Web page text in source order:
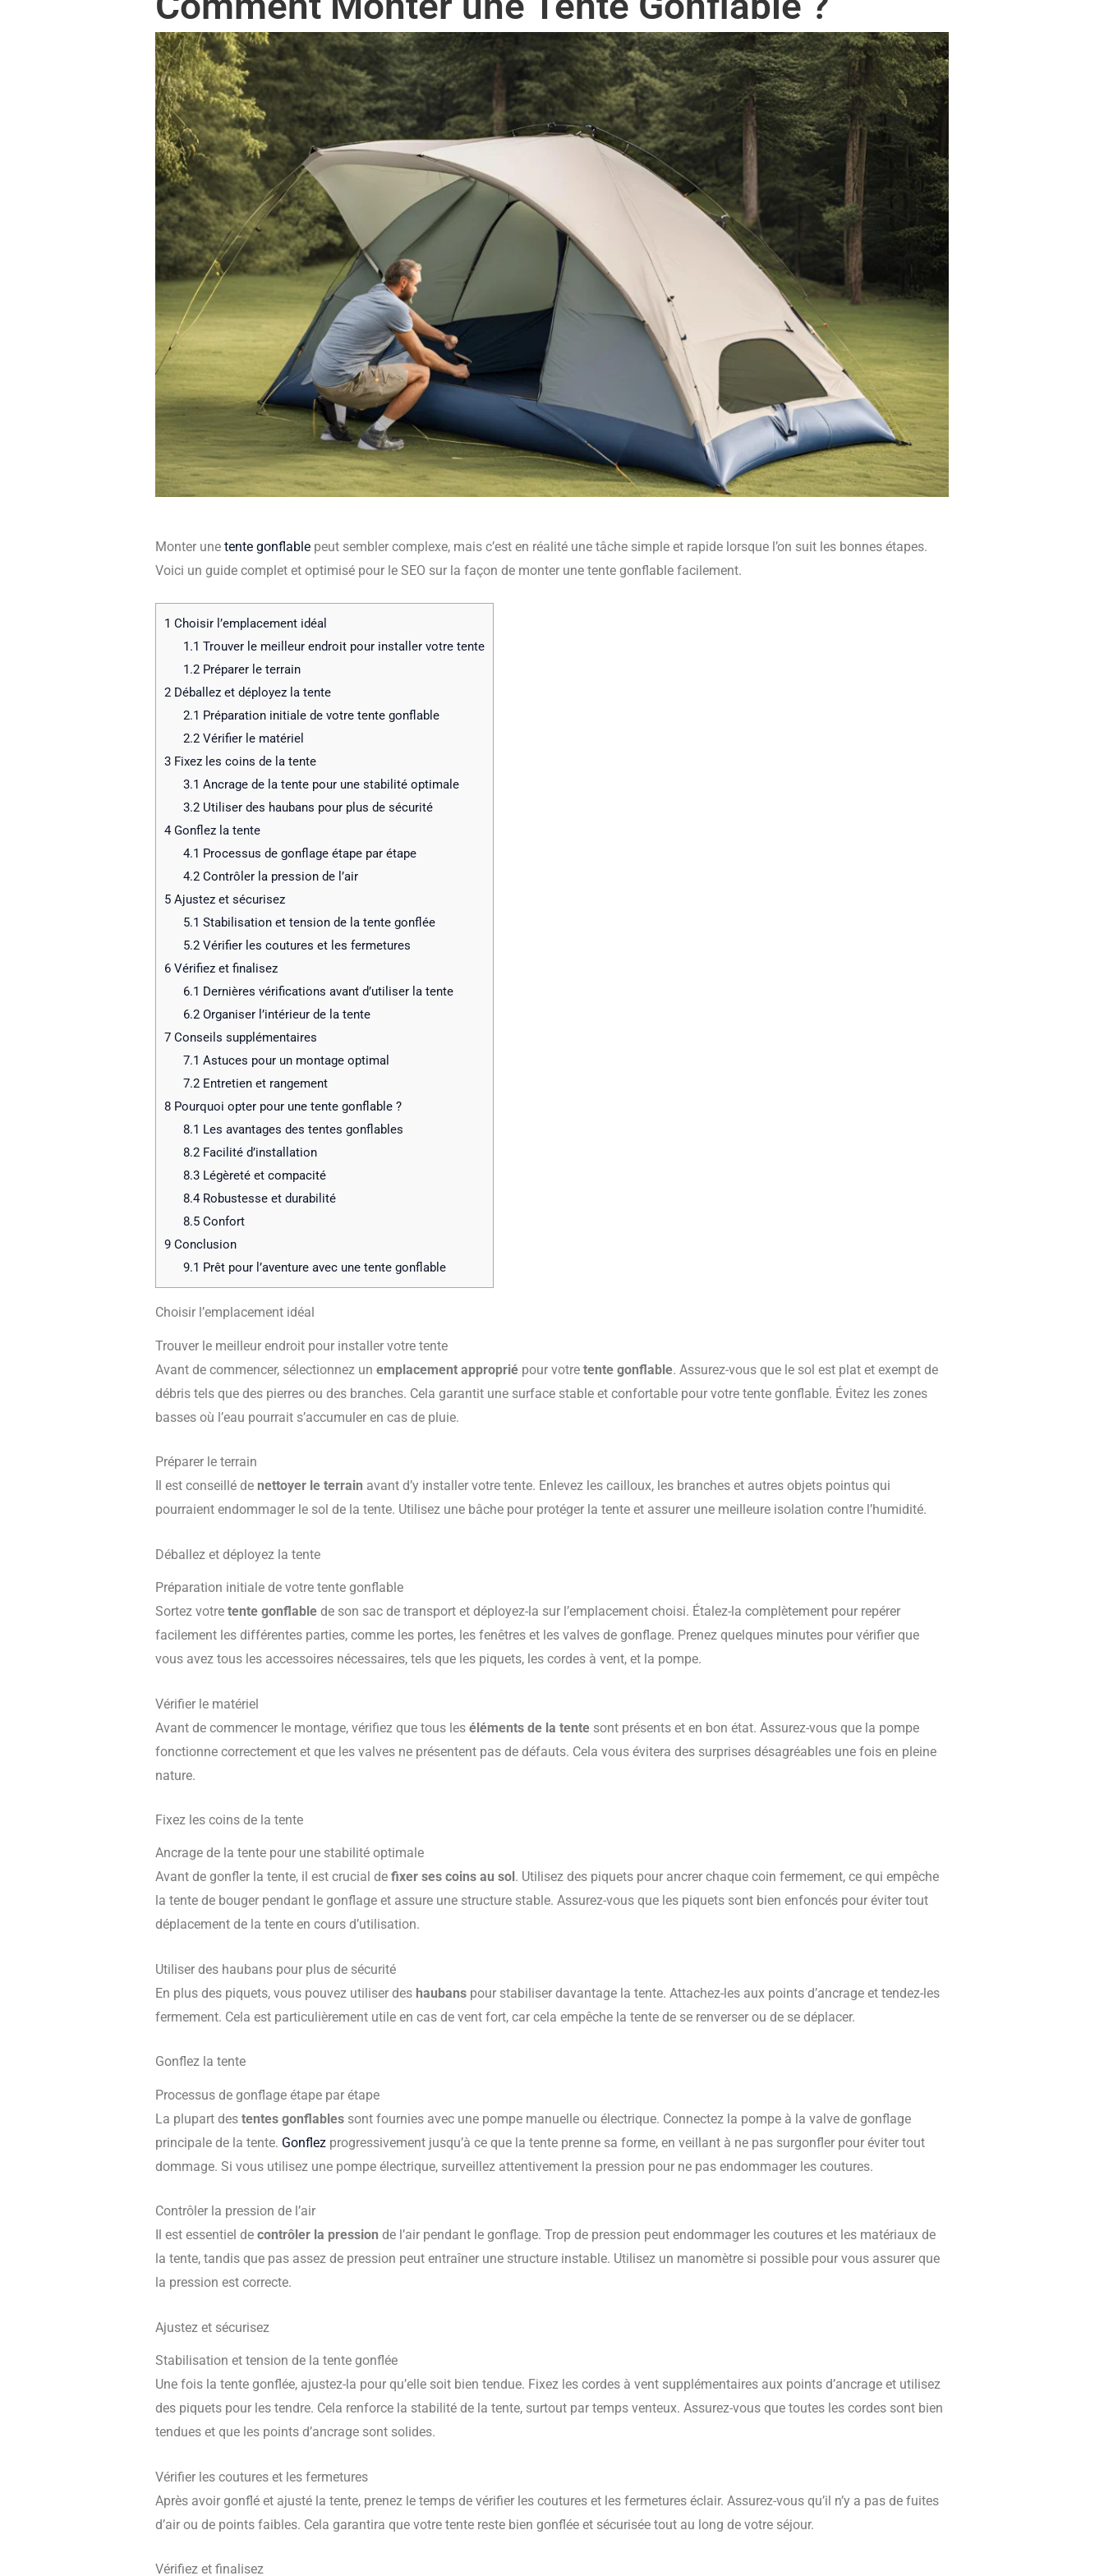
Monter une tente gonflablepeut sembler complexe, mais c’est en réalité une tâche simple et rapide lorsque l’on suit les bonnes étapes.
Voici un guide complet et optimisé pour le SEO sur la façon de monter une tente gonflable facilement.
1 Choisir l’emplacement idéal
1.1 Trouver le meilleur endroit pour installer votre tente
1.2Préparer le terrain
2Déballez et déployez la tente
2.1 Préparation initiale de votre tente gonflable
2.2Vérifier le matériel
3Fixez les coins de la tente
3.1 Ancrage de la tente pour une stabilité optimale
3.2Utiliser des haubans pour plus de sécurité
4Gonflez la tente
4.1 Processus de gonflage étape par étape
4.2Contrôler la pression de l’air
5Ajustez et sécurisez
5.1 Stabilisation et tension de la tente gonflée
5.2Vérifier les coutures et les fermetures
6Vérifiez et finalisez
6.1 Dernières vérifications avant d’utiliser la tente
6.2Organiser l’intérieur de la tente
7Conseils supplémentaires
7.1 Astuces pour un montage optimal
7.2Entretien et rangement
8Pourquoi opter pour une tente gonflable ?
8.1 Les avantages des tentes gonflables
8.2Facilité d’installation
8.3Légèreté et compacité
8.4Robustesse et durabilité
8.5Confort
9Conclusion
9.1 Prêt pour l’aventure avec une tente gonflable
Choisir l’emplacement idéal
Trouver le meilleur endroit pour installer votre tente
Avant de commencer, sélectionnez un emplacement appropriépour votre tente gonflable. Assurez-vous que le sol est plat et exempt de
débris tels que des pierres ou des branches. Cela garantit une surface stable et confortable pour votre tente gonflable. Évitez les zones
basses où l’eau pourrait s’accumuler en cas de pluie.
Préparer le terrain
Il est conseillé de nettoyer le terrain avant d’y installer votre tente. Enlevez les cailloux, les branches et autres objets pointus qui
pourraient endommager le sol de la tente. Utilisez une bâche pour protéger la tente et assurer une meilleure isolation contre l’humidité.
Déballez et déployez la tente
Préparation initiale de votre tente gonflable
Sortez votre tente gonflablede son sac de transport et déployez-la sur l’emplacement choisi. Étalez-la complètement pour repérer
facilement les différentes parties, comme les portes, les fenêtres et les valves de gonflage. Prenez quelques minutes pour vérifier que
vous avez tous les accessoires nécessaires, tels que les piquets, les cordes à vent, et la pompe.
Vérifier le matériel
Avant de commencer le montage, vérifiez que tous les éléments de la tentesont présents et en bon état. Assurez-vous que la pompe
fonctionne correctement et que les valves ne présentent pas de défauts. Cela vous évitera des surprises désagréables une fois en pleine
nature.
Fixez les coins de la tente
Ancrage de la tente pour une stabilité optimale
Avant de gonfler la tente, il est crucial de fixer ses coins au sol . Utilisez des piquets pour ancrer chaque coin fermement, ce qui empêche
la tente de bouger pendant le gonflage et assure une structure stable. Assurez-vous que les piquets sont bien enfoncés pour éviter tout
déplacement de la tente en cours d’utilisation.
Utiliser des haubans pour plus de sécurité
En plus des piquets, vous pouvez utiliser des haubanspour stabiliser davantage la tente. Attachez-les aux points d’ancrage et tendez-les
fermement. Cela est particulièrement utile en cas de vent fort, car cela empêche la tente de se renverser ou de se déplacer.
Gonflez la tente
Processus de gonflage étape par étape
La plupart des tentes gonflablessont fournies avec une pompe manuelle ou électrique. Connectez la pompe à la valve de gonflage
principale de la tente. Gonflez progressivement jusqu’à ce que la tente prenne sa forme, en veillant à ne pas surgonfler pour éviter tout
dommage. Si vous utilisez une pompe électrique, surveillez attentivement la pression pour ne pas endommager les coutures.
Contrôler la pression de l’air
Il est essentiel de contrôler la pression de l’air pendant le gonflage. Trop de pression peut endommager les coutures et les matériaux de
la tente, tandis que pas assez de pression peut entraîner une structure instable. Utilisez un manomètre si possible pour vous assurer que
la pression est correcte.
Ajustez et sécurisez
Stabilisation et tension de la tente gonflée
Une fois la tente gonflée, ajustez-la pour qu’elle soit bien tendue. Fixez les cordes à vent supplémentaires aux points d’ancrage et utilisez
des piquets pour les tendre. Cela renforce la stabilité de la tente, surtout par temps venteux. Assurez-vous que toutes les cordes sont bien
tendues et que les points d’ancrage sont solides.
Vérifier les coutures et les fermetures
Après avoir gonflé et ajusté la tente, prenez le temps de vérifier les coutures et les fermetures éclair. Assurez-vous qu’il n’y a pas de fuites
d’air ou de points faibles. Cela garantira que votre tente reste bien gonflée et sécurisée tout au long de votre séjour.
Vérifiez et finalisez